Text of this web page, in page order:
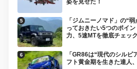
姿を見せた！
「ジムニーノマド」の“
っておきたい5つのポイ
力、5速MTを徹底チェック
「GR86は“現代のシルビ
フト黄金期を生きた達人